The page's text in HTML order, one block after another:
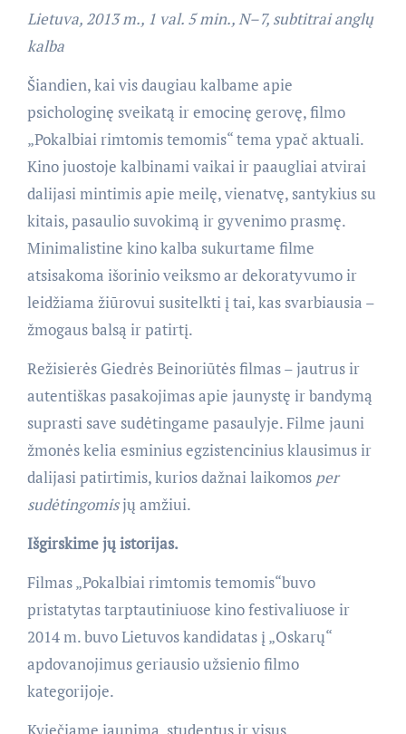
Lietuva, 2013 m., 1 val. 5 min., N–7, subtitrai anglų
kalba
Šiandien, kai vis daugiau kalbame apie
psichologinę sveikatą ir emocinę gerovę, filmo
„Pokalbiai rimtomis temomis“ tema ypač aktuali.
Kino juostoje kalbinami vaikai ir paaugliai atvirai
dalijasi mintimis apie meilę, vienatvę, santykius su
kitais, pasaulio suvokimą ir gyvenimo prasmę.
Minimalistine kino kalba sukurtame filme
atsisakoma išorinio veiksmo ar dekoratyvumo ir
leidžiama žiūrovui susitelkti į tai, kas svarbiausia –
žmogaus balsą ir patirtį.
Režisierės Giedrės Beinoriūtės filmas – jautrus ir
autentiškas pasakojimas apie jaunystę ir bandymą
suprasti save sudėtingame pasaulyje. Filme jauni
žmonės kelia esminius egzistencinius klausimus ir
dalijasi patirtimis, kurios dažnai laikomos per
sudėtingomisjų amžiui.
Išgirskime jų istorijas.
Filmas „Pokalbiai rimtomis temomis“buvo
pristatytas tarptautiniuose kino festivaliuose ir
2014 m. buvo Lietuvos kandidatas į „Oskarų“
apdovanojimus geriausio užsienio filmo
kategorijoje.